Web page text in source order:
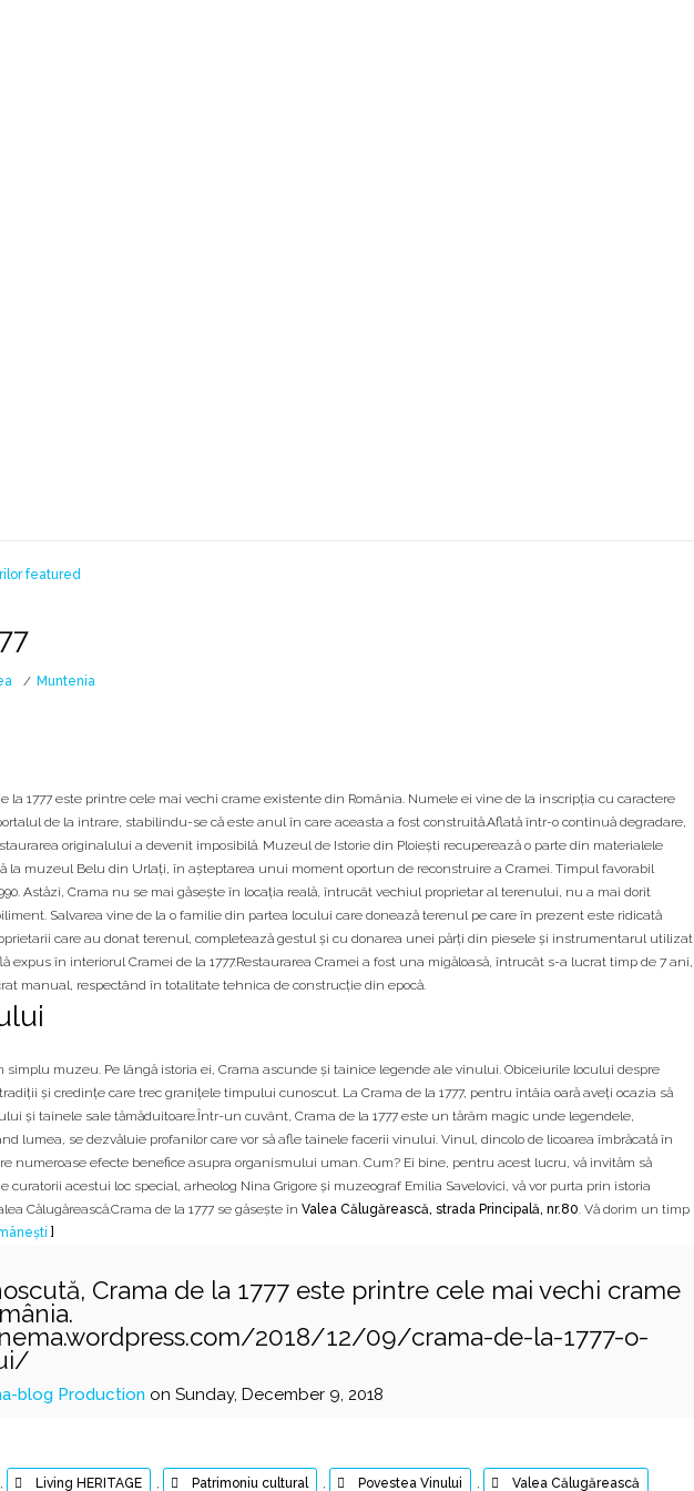
Muntenia
la 1777 este printre cele mai vechi crame existente din România. Numele ei vine de la inscripția cu caractere
de la intrare, stabilindu-se că este anul în care aceasta a fost construită.Aflată într-o continuă degradare,
originalului a devenit imposibilă. Muzeul de Istorie din Ploiești recuperează o parte din materialele
la muzeul Belu din Urlați, în așteptarea unui moment oportun de reconstruire a Cramei. Timpul favorabil
Astăzi, Crama nu se mai găsește în locația reală, întrucât vechiul proprietar al terenului, nu a mai dorit
Salvarea vine de la o familie din partea locului care donează terenul pe care în prezent este ridicată
care au donat terenul, completează gestul și cu donarea unei părți din piesele și instrumentarul utilizat
expus în interiorul Cramei de la 1777.Restaurarea Cramei a fost una migăloasă, întrucât s-a lucrat timp de 7 ani,
manual, respectând în totalitate tehnica de construcție din epocă.
simplu muzeu. Pe lângă istoria ei, Crama ascunde și tainice legende ale vinului. Obiceiurile locului despre
și credințe care trec granițele timpului cunoscut. La Crama de la 1777, pentru întâia oară aveți ocazia să
și tainele sale tămăduitoare.Într-un cuvânt, Crama de la 1777 este un tărâm magic unde legendele,
lumea, se dezvăluie profanilor care vor să afle tainele facerii vinului. Vinul, dincolo de licoarea îmbrăcată în
numeroase efecte benefice asupra organismului uman. Cum? Ei bine, pentru acest lucru, vă invităm să
curatorii acestui loc special, arheolog Nina Grigore și muzeograf Emilia Savelovici, vă vor purta prin istoria
Călugărească.Crama de la 1777 se găsește în Valea Călugărească, strada Principală, nr.80. Vă dorim un timp
]
Crama de la 1777 este printre cele mai vechi crame
2018/12/09/crama-de-la-1777-o-
blog Production on Sunday, December 9, 2018
, Living HERITAGE , Patrimoniu cultural , Povestea Vinului , Valea Călugărească